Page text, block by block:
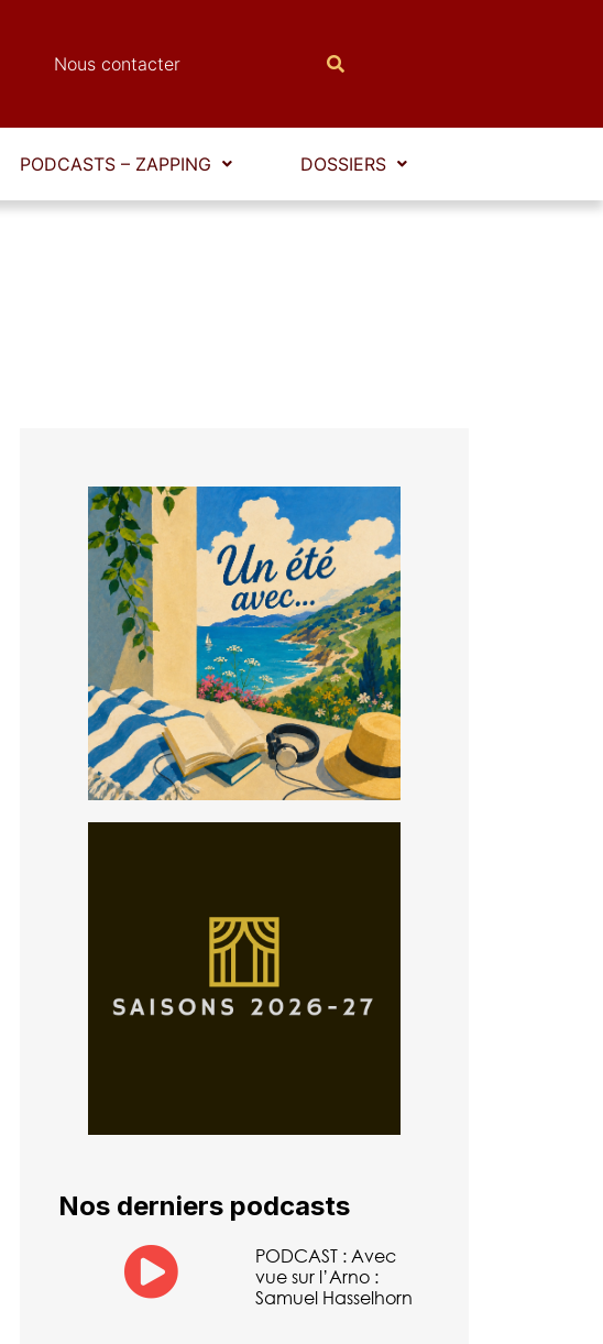
Nous contacter
PODCASTS – ZAPPING DOSSIERS
Nos derniers podcasts
PODCAST : Avec
vue sur l’Arno :
Samuel Hasselhorn